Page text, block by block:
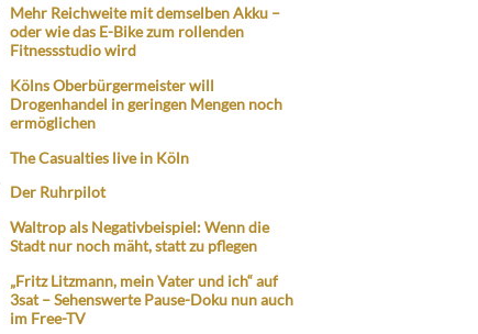
Mehr Reichweite mit demselben Akku –
oder wie das E-Bike zum rollenden
Fitnessstudio wird
Kölns Oberbürgermeister will
Drogenhandel in geringen Mengen noch
ermöglichen
The Casualties live in Köln
Der Ruhrpilot
Waltrop als Negativbeispiel: Wenn die
Stadt nur noch mäht, statt zu pflegen
„Fritz Litzmann, mein Vater und ich“ auf
3sat – Sehenswerte Pause-Doku nun auch
im Free-TV